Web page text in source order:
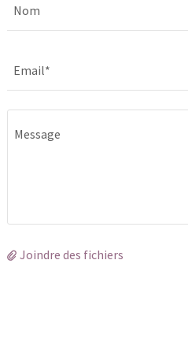
Nom
Email*
Joindre des fichiers